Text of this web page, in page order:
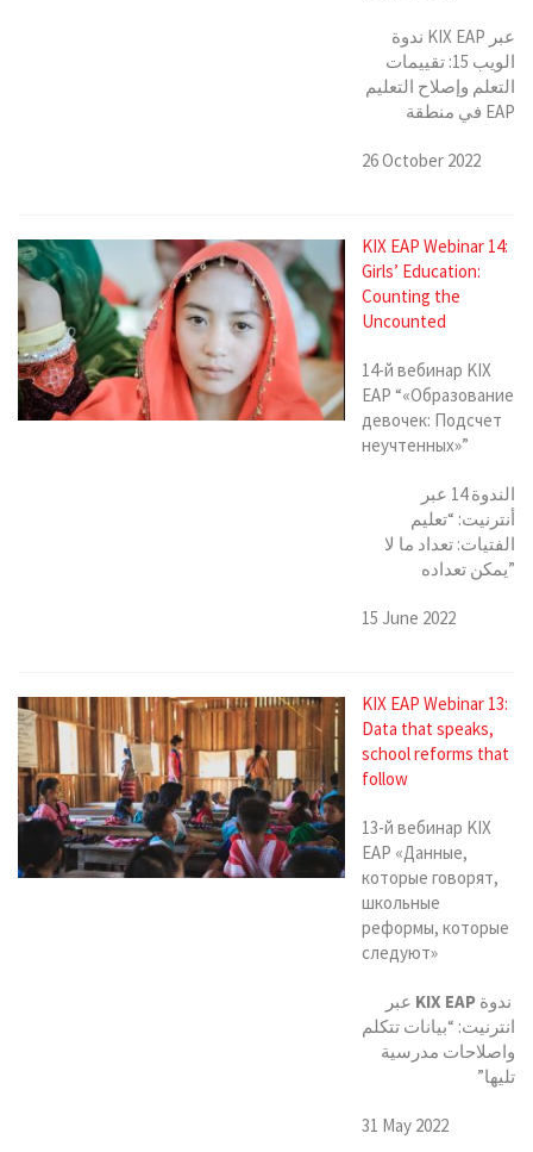
ندوة KIX EAP عبر
الويب 15: تقييمات
التعلم وإصلاح التعليم
في منطقة EAP
26 October 2022
KIX EAP Webinar 14:
Girls’ Education:
Counting the
Uncounted
14-й вебинар KIX
EAP “«Образование
девочек: Подсчет
неучтенных»”
الندوة 14 عبر
أنترنيت: “تعليم
الفتيات: تعداد ما لا
يمكن تعداده”
15 June 2022
KIX EAP Webinar 13:
Data that speaks,
school reforms that
follow
13-й вебинар KIX
EAP «Данные,
которые говорят,
школьные
реформы, которые
следуют»
ندوة KIX EAP عبر
انترنيت: “بيانات تتكلم
واصلاحات مدرسية
تليها”
31 May 2022